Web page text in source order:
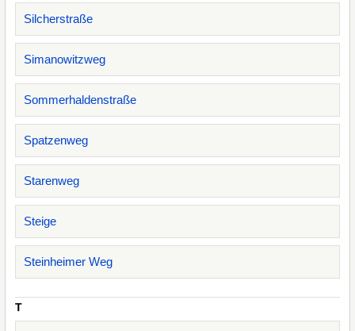
Silcherstraße
Simanowitzweg
Sommerhaldenstraße
Spatzenweg
Starenweg
Steige
Steinheimer Weg
T